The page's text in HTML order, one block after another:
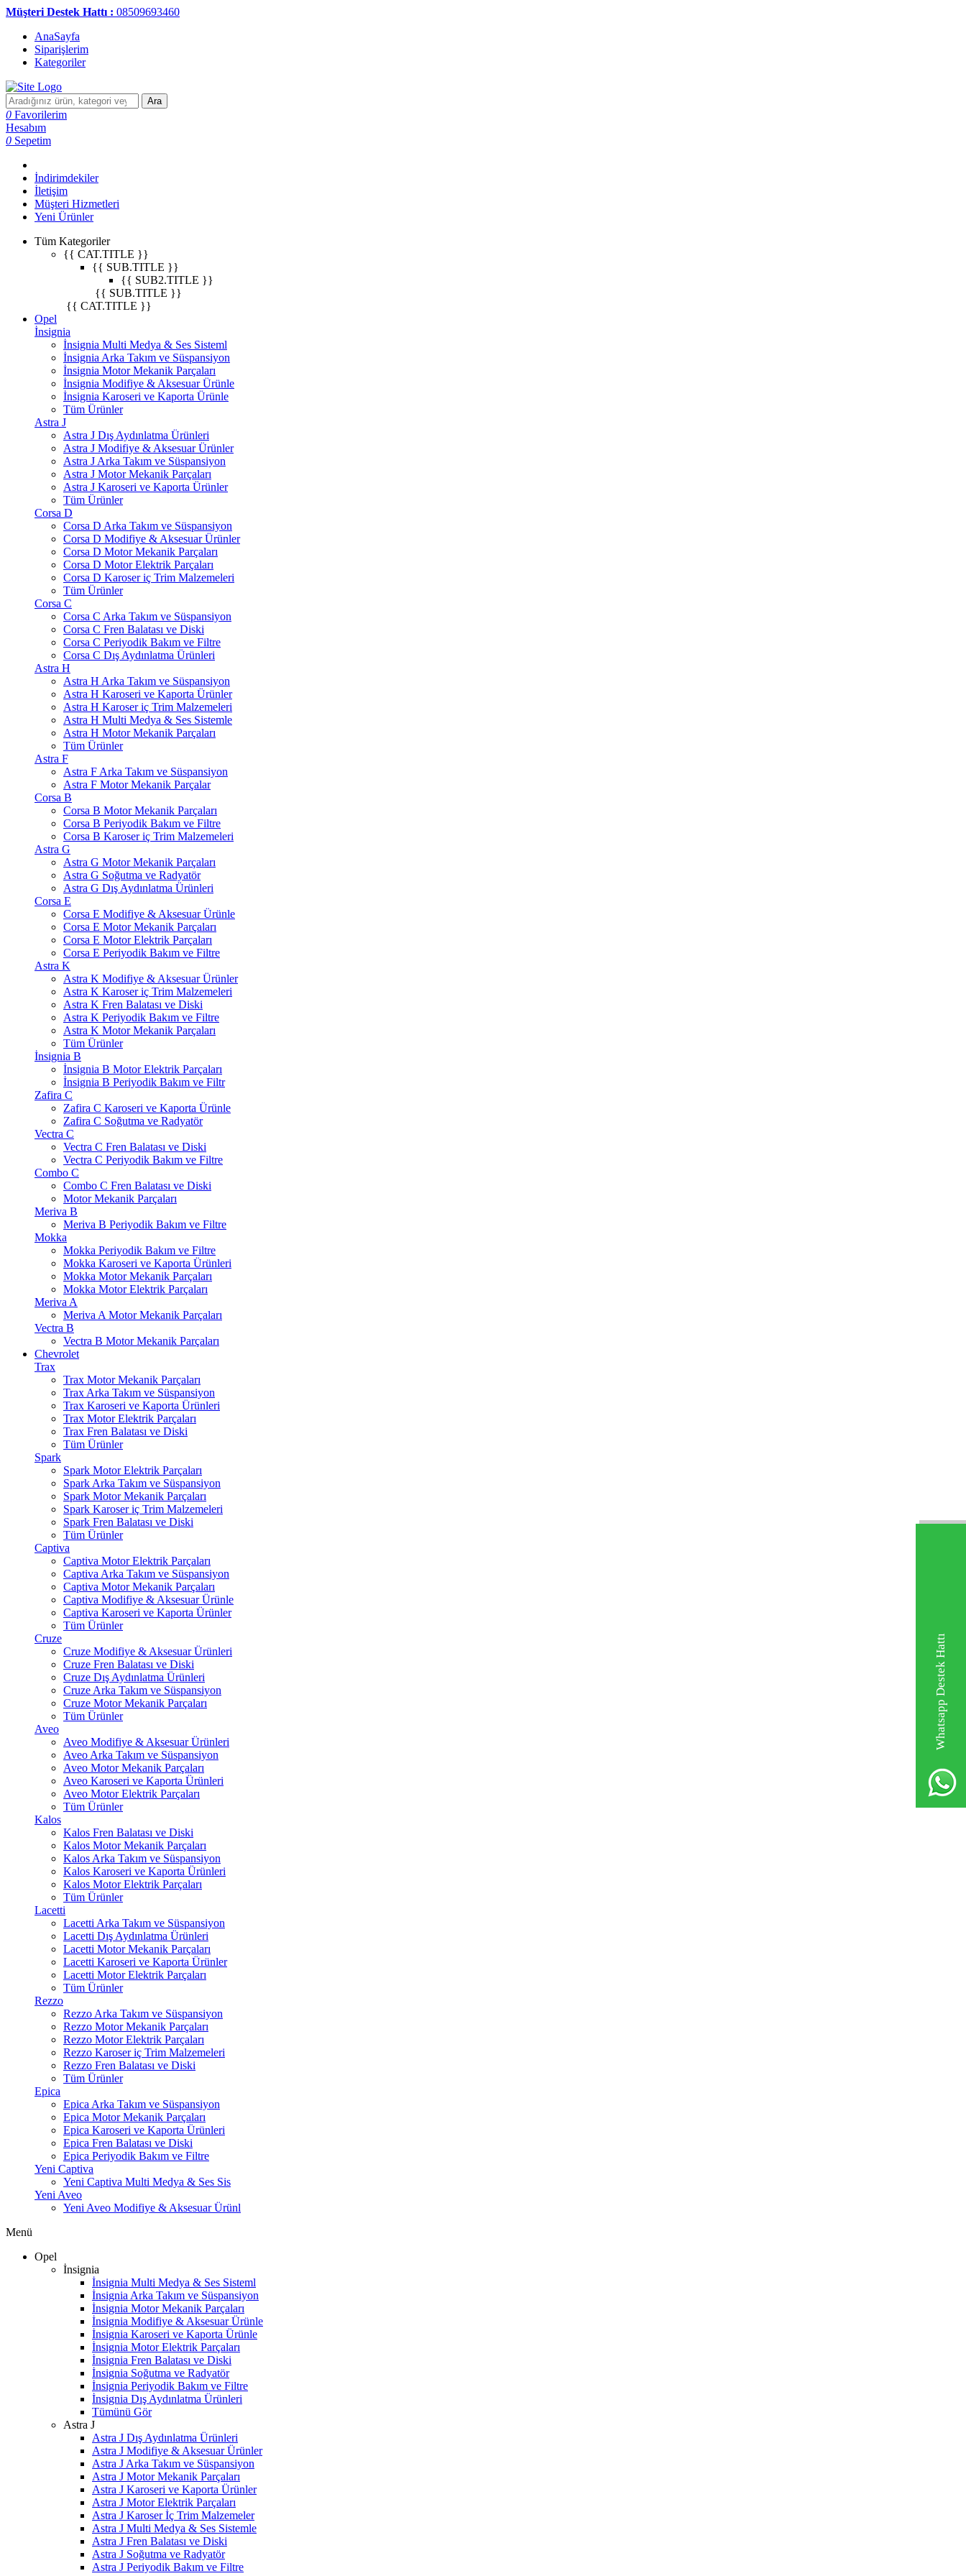
Whatsapp Destek Hattı
Müşteri Destek Hattı : 08509693460
AnaSayfa
Siparişlerim
Kategoriler
Ara
0 Favorilerim
Hesabım
0 Sepetim
İndirimdekiler
İletişim
Müşteri Hizmetleri
Yeni Ürünler
Tüm Kategoriler
{{ CAT.TITLE }}
{{ SUB.TITLE }}
{{ SUB2.TITLE }}
{{ SUB.TITLE }}
{{ CAT.TITLE }}
Opel
İnsignia
İnsignia Multi Medya & Ses Sisteml
İnsignia Arka Takım ve Süspansiyon
İnsignia Motor Mekanik Parçaları
İnsignia Modifiye & Aksesuar Ürünle
İnsignia Karoseri ve Kaporta Ürünle
Tüm Ürünler
Astra J
Astra J Dış Aydınlatma Ürünleri
Astra J Modifiye & Aksesuar Ürünler
Astra J Arka Takım ve Süspansiyon
Astra J Motor Mekanik Parçaları
Astra J Karoseri ve Kaporta Ürünler
Tüm Ürünler
Corsa D
Corsa D Arka Takım ve Süspansiyon
Corsa D Modifiye & Aksesuar Ürünler
Corsa D Motor Mekanik Parçaları
Corsa D Motor Elektrik Parçaları
Corsa D Karoser iç Trim Malzemeleri
Tüm Ürünler
Corsa C
Corsa C Arka Takım ve Süspansiyon
Corsa C Fren Balatası ve Diski
Corsa C Periyodik Bakım ve Filtre
Corsa C Dış Aydınlatma Ürünleri
Astra H
Astra H Arka Takım ve Süspansiyon
Astra H Karoseri ve Kaporta Ürünler
Astra H Karoser iç Trim Malzemeleri
Astra H Multi Medya & Ses Sistemle
Astra H Motor Mekanik Parçaları
Tüm Ürünler
Astra F
Astra F Arka Takım ve Süspansiyon
Astra F Motor Mekanik Parçalar
Corsa B
Corsa B Motor Mekanik Parçaları
Corsa B Periyodik Bakım ve Filtre
Corsa B Karoser iç Trim Malzemeleri
Astra G
Astra G Motor Mekanik Parçaları
Astra G Soğutma ve Radyatör
Astra G Dış Aydınlatma Ürünleri
Corsa E
Corsa E Modifiye & Aksesuar Ürünle
Corsa E Motor Mekanik Parçaları
Corsa E Motor Elektrik Parçaları
Corsa E Periyodik Bakım ve Filtre
Astra K
Astra K Modifiye & Aksesuar Ürünler
Astra K Karoser iç Trim Malzemeleri
Astra K Fren Balatası ve Diski
Astra K Periyodik Bakım ve Filtre
Astra K Motor Mekanik Parçaları
Tüm Ürünler
İnsignia B
İnsignia B Motor Elektrik Parçaları
İnsignia B Periyodik Bakım ve Filtr
Zafira C
Zafira C Karoseri ve Kaporta Ürünle
Zafira C Soğutma ve Radyatör
Vectra C
Vectra C Fren Balatası ve Diski
Vectra C Periyodik Bakım ve Filtre
Combo C
Combo C Fren Balatası ve Diski
Motor Mekanik Parçaları
Meriva B
Meriva B Periyodik Bakım ve Filtre
Mokka
Mokka Periyodik Bakım ve Filtre
Mokka Karoseri ve Kaporta Ürünleri
Mokka Motor Mekanik Parçaları
Mokka Motor Elektrik Parçaları
Meriva A
Meriva A Motor Mekanik Parçaları
Vectra B
Vectra B Motor Mekanik Parçaları
Chevrolet
Trax
Trax Motor Mekanik Parçaları
Trax Arka Takım ve Süspansiyon
Trax Karoseri ve Kaporta Ürünleri
Trax Motor Elektrik Parçaları
Trax Fren Balatası ve Diski
Tüm Ürünler
Spark
Spark Motor Elektrik Parçaları
Spark Arka Takım ve Süspansiyon
Spark Motor Mekanik Parçaları
Spark Karoser iç Trim Malzemeleri
Spark Fren Balatası ve Diski
Tüm Ürünler
Captiva
Captiva Motor Elektrik Parçaları
Captiva Arka Takım ve Süspansiyon
Captiva Motor Mekanik Parçaları
Captiva Modifiye & Aksesuar Ürünle
Captiva Karoseri ve Kaporta Ürünler
Tüm Ürünler
Cruze
Cruze Modifiye & Aksesuar Ürünleri
Cruze Fren Balatası ve Diski
Cruze Dış Aydınlatma Ürünleri
Cruze Arka Takım ve Süspansiyon
Cruze Motor Mekanik Parçaları
Tüm Ürünler
Aveo
Aveo Modifiye & Aksesuar Ürünleri
Aveo Arka Takım ve Süspansiyon
Aveo Motor Mekanik Parçaları
Aveo Karoseri ve Kaporta Ürünleri
Aveo Motor Elektrik Parçaları
Tüm Ürünler
Kalos
Kalos Fren Balatası ve Diski
Kalos Motor Mekanik Parçaları
Kalos Arka Takım ve Süspansiyon
Kalos Karoseri ve Kaporta Ürünleri
Kalos Motor Elektrik Parçaları
Tüm Ürünler
Lacetti
Lacetti Arka Takım ve Süspansiyon
Lacetti Dış Aydınlatma Ürünleri
Lacetti Motor Mekanik Parçaları
Lacetti Karoseri ve Kaporta Ürünler
Lacetti Motor Elektrik Parçaları
Tüm Ürünler
Rezzo
Rezzo Arka Takım ve Süspansiyon
Rezzo Motor Mekanik Parçaları
Rezzo Motor Elektrik Parçaları
Rezzo Karoser iç Trim Malzemeleri
Rezzo Fren Balatası ve Diski
Tüm Ürünler
Epica
Epica Arka Takım ve Süspansiyon
Epica Motor Mekanik Parçaları
Epica Karoseri ve Kaporta Ürünleri
Epica Fren Balatası ve Diski
Epica Periyodik Bakım ve Filtre
Yeni Captiva
Yeni Captiva Multi Medya & Ses Sis
Yeni Aveo
Yeni Aveo Modifiye & Aksesuar Ürünl
Menü
Opel
İnsignia
İnsignia Multi Medya & Ses Sisteml
İnsignia Arka Takım ve Süspansiyon
İnsignia Motor Mekanik Parçaları
İnsignia Modifiye & Aksesuar Ürünle
İnsignia Karoseri ve Kaporta Ürünle
İnsignia Motor Elektrik Parçaları
İnsignia Fren Balatası ve Diski
İnsignia Soğutma ve Radyatör
İnsignia Periyodik Bakım ve Filtre
İnsignia Dış Aydınlatma Ürünleri
Tümünü Gör
Astra J
Astra J Dış Aydınlatma Ürünleri
Astra J Modifiye & Aksesuar Ürünler
Astra J Arka Takım ve Süspansiyon
Astra J Motor Mekanik Parçaları
Astra J Karoseri ve Kaporta Ürünler
Astra J Motor Elektrik Parçaları
Astra J Karoser İç Trim Malzemeler
Astra J Multi Medya & Ses Sistemle
Astra J Fren Balatası ve Diski
Astra J Soğutma ve Radyatör
Astra J Periyodik Bakım ve Filtre